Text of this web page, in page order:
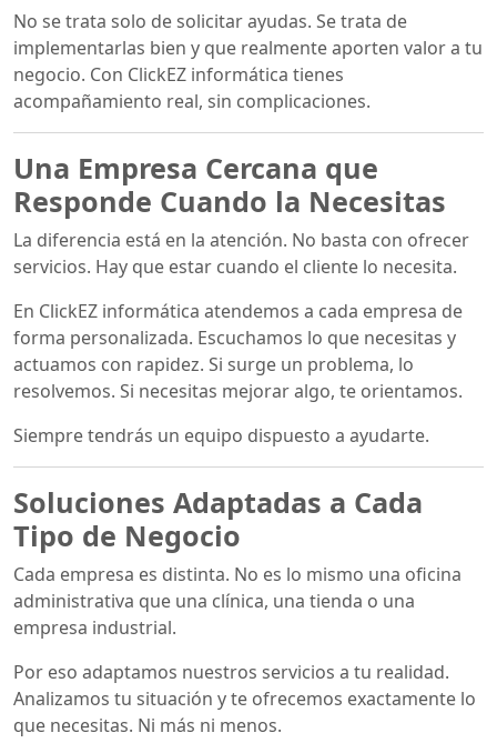
No se trata solo de solicitar ayudas. Se trata de
implementarlas bien y que realmente aporten valor a tu
negocio. Con ClickEZ informática tienes
acompañamiento real, sin complicaciones.
Una Empresa Cercana que
Responde Cuando la Necesitas
La diferencia está en la atención. No basta con ofrecer
servicios. Hay que estar cuando el cliente lo necesita.
En ClickEZ informática atendemos a cada empresa de
forma personalizada. Escuchamos lo que necesitas y
actuamos con rapidez. Si surge un problema, lo
resolvemos. Si necesitas mejorar algo, te orientamos.
Siempre tendrás un equipo dispuesto a ayudarte.
Soluciones Adaptadas a Cada
Tipo de Negocio
Cada empresa es distinta. No es lo mismo una oficina
administrativa que una clínica, una tienda o una
empresa industrial.
Por eso adaptamos nuestros servicios a tu realidad.
Analizamos tu situación y te ofrecemos exactamente lo
que necesitas. Ni más ni menos.